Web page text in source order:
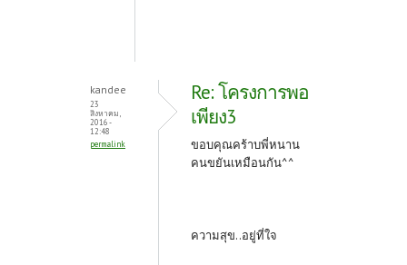
kandee
23
สิงหาคม,
2016 -
12:48
permalink
Re: โครงการพอ
เพียง3
ขอบคุณคร้าบพี่หนาน
คนขยันเหมือนกัน^^
ความสุข..อยู่ที่ใจ